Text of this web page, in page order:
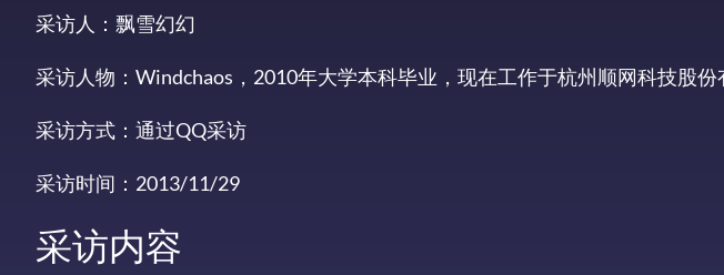
采访人：飘雪幻幻
采访人物：Windchaos，2010年大学本科毕业，现在工作于杭州顺网科技股份
采访方式：通过QQ采访
采访时间：2013/11/29
采访内容